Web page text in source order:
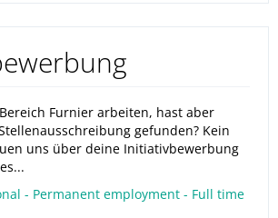
Furnier arbeiten, hast aber
gefunden? Kein
uns über deine Initiativbewerbung
- Permanent employment - Full time